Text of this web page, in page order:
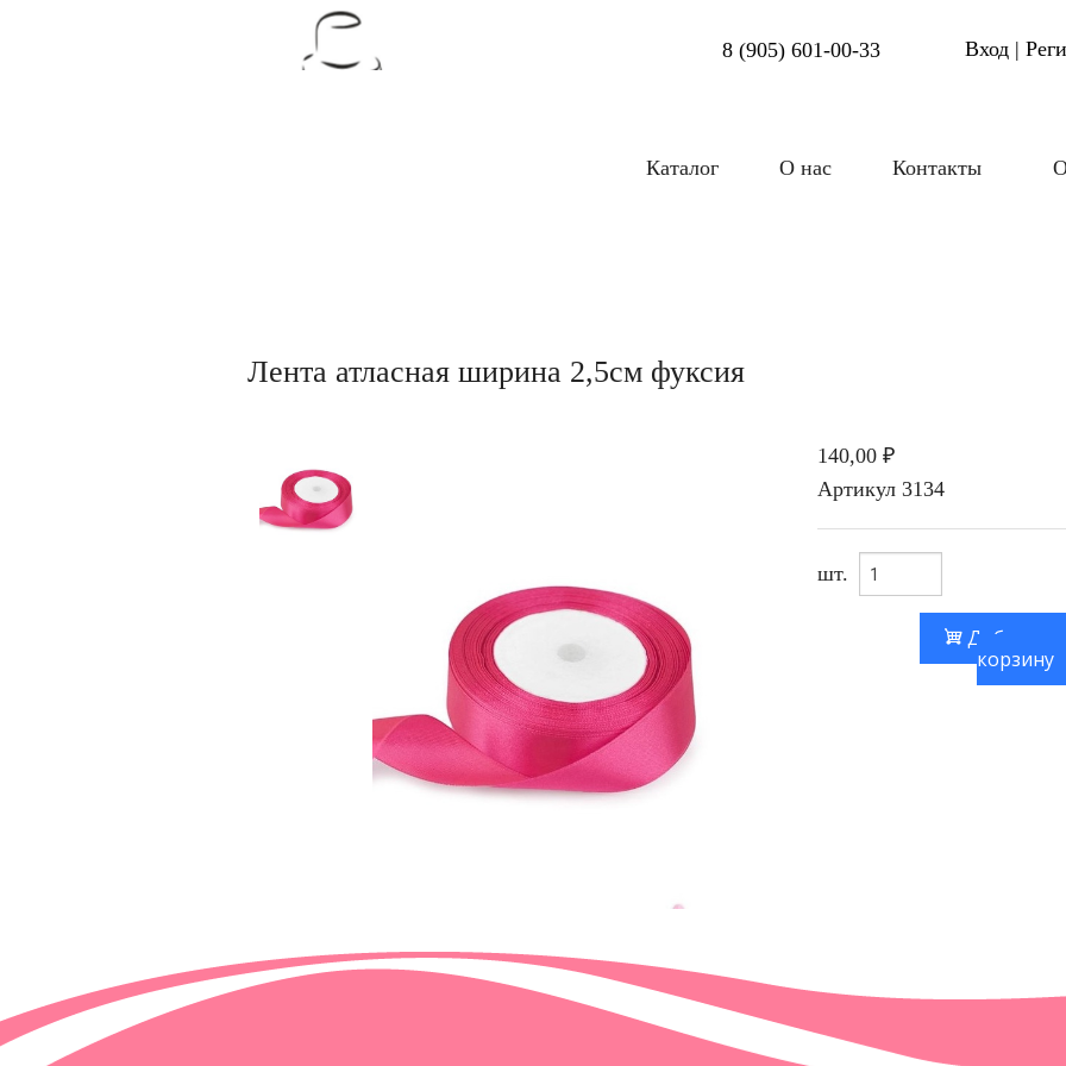
8 (905) 601-00-33 Вход |
Каталог О нас Контакты
Лента атласная ширина 2,5см фуксия
140,00 ₽
Артикул 3134
шт.
Добавить
корзину